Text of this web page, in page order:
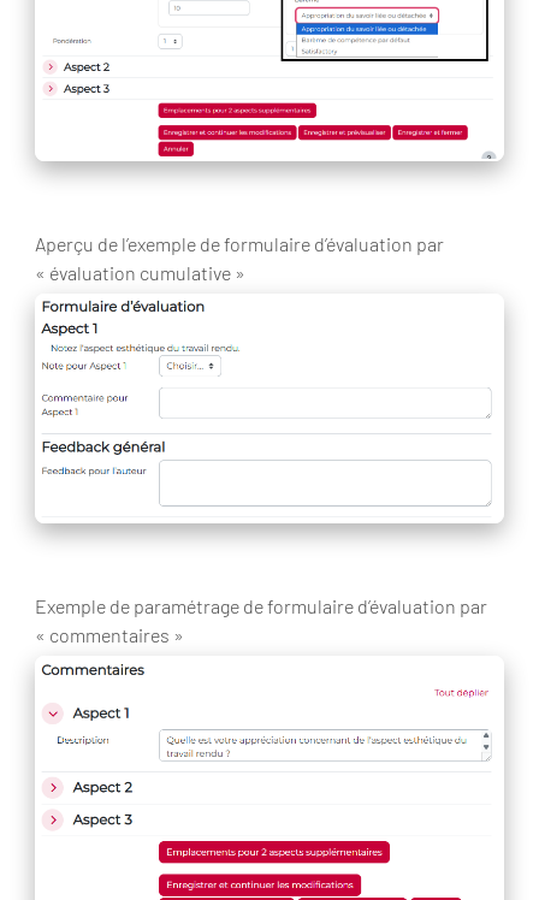
Aperçu de l’exemple de formulaire d’évaluation par
« évaluation cumulative »
Exemple de paramétrage de formulaire d’évaluation par
« commentaires »